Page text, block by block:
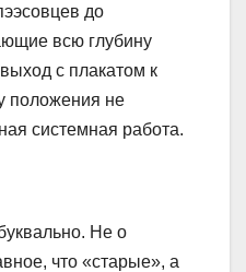
до
всю глубину
с плакатом к
положения не
системная работа.
Не о
что «старые», а